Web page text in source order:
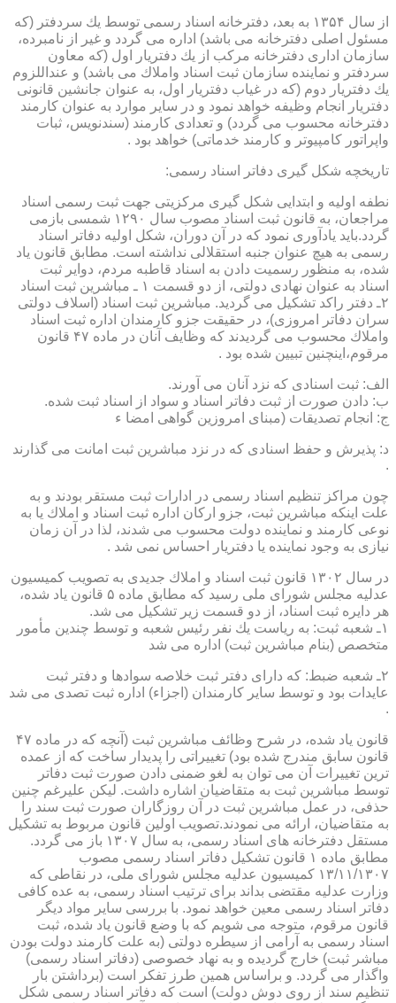
از سال ۱۳۵۴ به بعد، دفترخانه اسناد رسمی توسط یك سردفتر (كه
مسئول اصلی دفترخانه می باشد) اداره می گردد و غیر از نامبرده،
سازمان اداری دفترخانه مركب از یك دفتریار اول (كه معاون
سردفتر و نماینده سازمان ثبت اسناد واملاك می باشد) و عنداللزوم
یك دفتریار دوم (كه در غیاب دفتریار اول، به عنوان جانشین قانونی
دفتریار انجام وظیفه خواهد نمود و در سایر موارد به عنوان كارمند
دفترخانه محسوب می گردد) و تعدادی كارمند (سندنویس، ثبات
واپراتور كامپیوتر و كارمند خدماتی) خواهد بود .
تاریخچه شكل گیری دفاتر اسناد رسمی:
نطفه اولیه و ابتدایی شكل گیری مركزیتی جهت ثبت رسمی اسناد
مراجعان، به قانون ثبت اسناد مصوب سال ۱۲۹۰ شمسی بازمی
گردد.باید یادآوری نمود كه در آن دوران، شكل اولیه دفاتر اسناد
رسمی به هیچ عنوان جنبه استقلالی نداشته است. مطابق قانون یاد
شده، به منظور رسمیت دادن به اسناد قاطبه مردم، دوایر ثبت
اسناد به عنوان نهادی دولتی، از دو قسمت ۱ ـ مباشرین ثبت اسناد
۲ـ دفتر راكد تشكیل می گردید. مباشرین ثبت اسناد (اسلاف دولتی
سران دفاتر امروزی)، در حقیقت جزو كارمندان اداره ثبت اسناد
واملاك محسوب می گردیدند كه وظایف آنان در ماده ۴۷ قانون
مرقوم،اینچنین تبیین شده بود .
الف: ثبت اسنادی كه نزد آنان می آورند.
ب: دادن صورت از ثبت دفاتر اسناد و سواد از اسناد ثبت شده.
ج: انجام تصدیقات (مبنای امروزین گواهی امضا ء
د: پذیرش و حفظ اسنادی كه در نزد مباشرین ثبت امانت می گذارند
.
چون مراكز تنظیم اسناد رسمی در ادارات ثبت مستقر بودند و به
علت اینكه مباشرین ثبت، جزو اركان اداره ثبت اسناد و املاك یا به
نوعی كارمند و نماینده دولت محسوب می شدند، لذا در آن زمان
نیازی به وجود نماینده یا دفتریار احساس نمی شد .
در سال ۱۳۰۲ قانون ثبت اسناد و املاك جدیدی به تصویب كمیسیون
عدلیه مجلس شورای ملی رسید كه مطابق ماده ۵ قانون یاد شده،
هر دایره ثبت اسناد، از دو قسمت زیر تشكیل می شد.
۱ـ شعبه ثبت: به ریاست یك نفر رئیس شعبه و توسط چندین مأمور
متخصص (بنام مباشرین ثبت) اداره می شد
۲ـ شعبه ضبط: كه دارای دفتر ثبت خلاصه سوادها و دفتر ثبت
عایدات بود و توسط سایر كارمندان (اجزاء) اداره ثبت تصدی می شد
.
قانون یاد شده، در شرح وظائف مباشرین ثبت (آنچه كه در ماده ۴۷
قانون سابق مندرج شده بود) تغییراتی را پدیدار ساخت كه از عمده
ترین تغییرات آن می توان به لغو ضمنی دادن صورت ثبت دفاتر
توسط مباشرین ثبت به متقاضیان اشاره داشت. لیكن علیرغم چنین
حذفی، در عمل مباشرین ثبت در آن روزگاران صورت ثبت سند را
به متقاضیان، ارائه می نمودند.تصویب اولین قانون مربوط به تشكیل
مستقل دفترخانه های اسناد رسمی، به سال ۱۳۰۷ باز می گردد.
مطابق ماده ۱ قانون تشكیل دفاتر اسناد رسمی مصوب
۱۳/۱۱/۱۳۰۷ كمیسیون عدلیه مجلس شورای ملی، در نقاطی كه
وزارت عدلیه مقتضی بداند برای ترتیب اسناد رسمی، به عده كافی
دفاتر اسناد رسمی معین خواهد نمود. با بررسی سایر مواد دیگر
قانون مرقوم، متوجه می شویم كه با وضع قانون یاد شده، ثبت
اسناد رسمی به آرامی از سیطره دولتی (به علت كارمند دولت بودن
مباشر ثبت) خارج گردیده و به نهاد خصوصی (دفاتر اسناد رسمی)
واگذار می گردد. و براساس همین طرز تفكر است (برداشتن بار
تنظیم سند از روی دوش دولت) است كه دفاتر اسناد رسمی شكل